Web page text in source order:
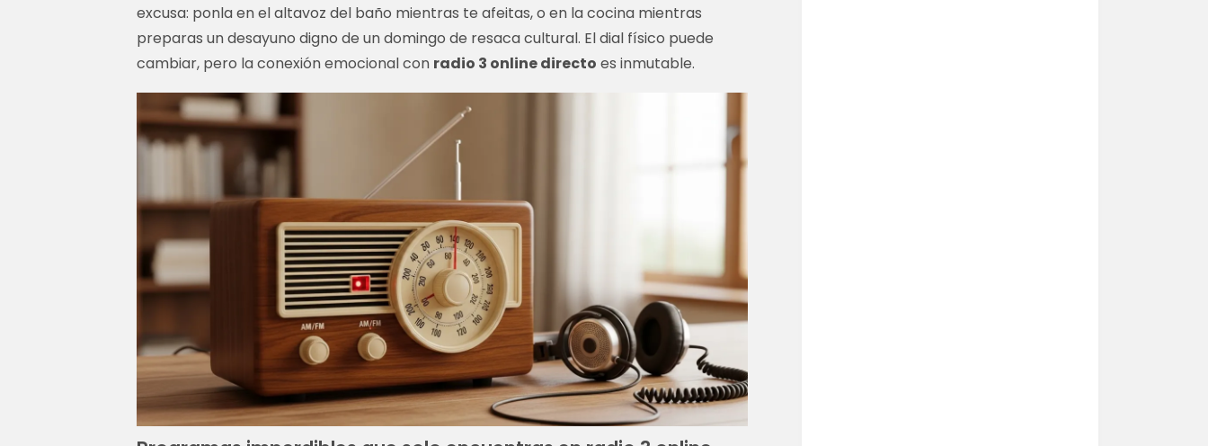
excusa: ponla en el altavoz del baño mientras te afeitas, o en la cocina mientras
preparas un desayuno digno de un domingo de resaca cultural. El dial físico puede
cambiar, pero la conexión emocional con radio 3 online directo es inmutable.